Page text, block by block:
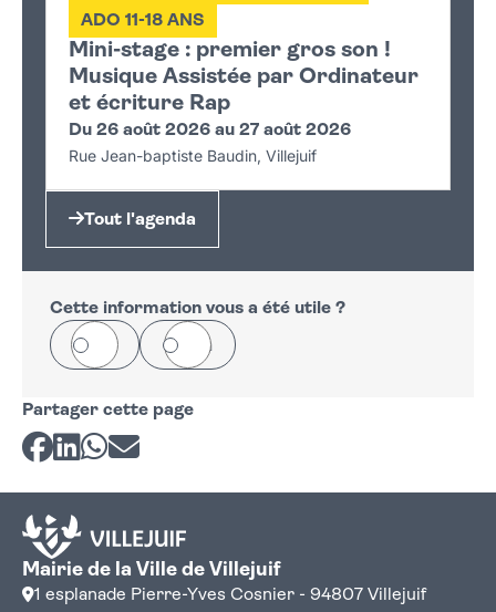
Mini-stage : premier gros son !
Musique Assistée par Ordinateur
et écriture Rap
ADO 11-18 ANS
Du 26 août 2026 au 27 août 2026
Rue Jean-baptiste Baudin, Villejuif
Tout l'agenda
Cette information vous a été utile ?
Oui Non
Partager cette page
Partager sur Facebook
Partager sur LinkedIn
Partager sur Whatsapp
Partager par courriel
Mairie de la Ville de Villejuif
1 esplanade Pierre-Yves Cosnier - 94807 Villejuif